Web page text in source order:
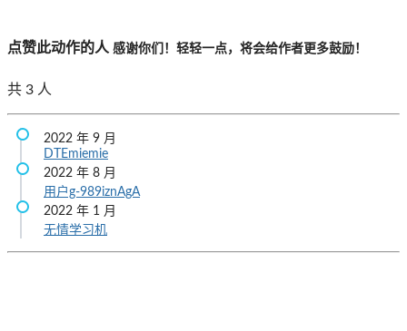
点赞此动作的人 感谢你们！轻轻一点，将会给作者更多鼓励！
共 3 人
2022 年 9 月
DTEmiemie
2022 年 8 月
用户g-989iznAgA
2022 年 1 月
无情学习机